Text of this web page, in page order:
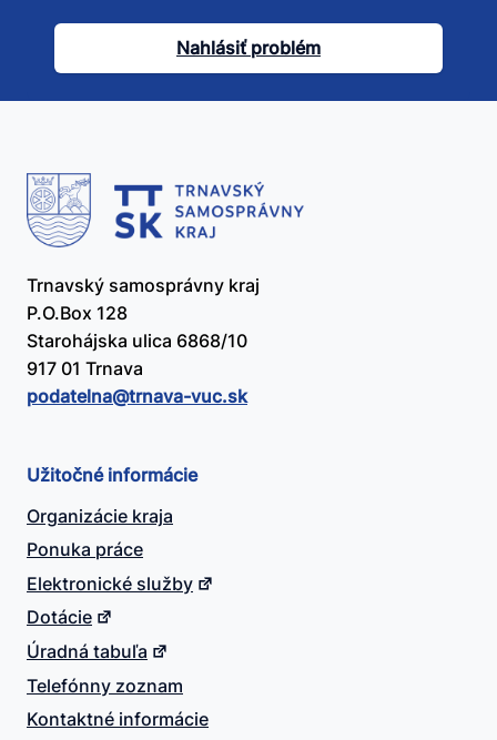
článok
užitočný?
Nahlásiť problém
Trnavský samosprávny kraj
P.O.Box 128
Starohájska ulica 6868/10
917 01 Trnava
podatelna@​trnava-vuc.sk
Užitočné informácie
Organizácie kraja
Ponuka práce
Elektronické služby
Dotácie
Úradná tabuľa
Telefónny zoznam
Kontaktné informácie